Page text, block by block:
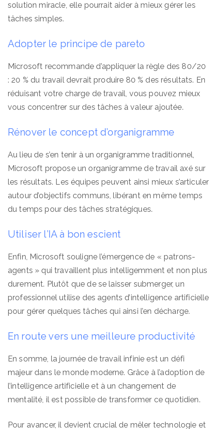
solution miracle, elle pourrait aider à mieux gérer les
tâches simples.
Adopter le principe de pareto
Microsoft recommande d’appliquer la règle des 80/20
: 20 % du travail devrait produire 80 % des résultats. En
réduisant votre charge de travail, vous pouvez mieux
vous concentrer sur des tâches à valeur ajoutée.
Rénover le concept d’organigramme
Au lieu de s’en tenir à un organigramme traditionnel,
Microsoft propose un organigramme de travail axé sur
les résultats. Les équipes peuvent ainsi mieux s’articuler
autour d’objectifs communs, libérant en même temps
du temps pour des tâches stratégiques.
Utiliser l’IA à bon escient
Enfin, Microsoft souligne l’émergence de « patrons-
agents » qui travaillent plus intelligemment et non plus
durement. Plutôt que de se laisser submerger, un
professionnel utilise des agents d’intelligence artificielle
pour gérer quelques tâches qui ainsi l’en décharge.
En route vers une meilleure productivité
En somme, la journée de travail infinie est un défi
majeur dans le monde moderne. Grâce à l’adoption de
l’intelligence artificielle et à un changement de
mentalité, il est possible de transformer ce quotidien.
Pour avancer, il devient crucial de mêler technologie et